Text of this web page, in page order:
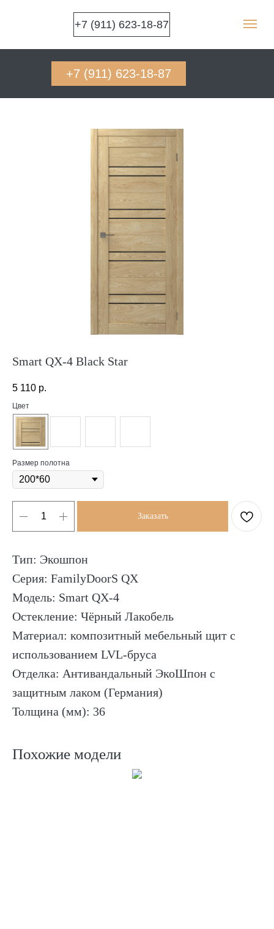
+7 (911) 623-18-87
+7 (911) 623-18-87
Smart QX-4 Black Star
5 110 р.
Цвет
Размер полотна
Заказать
Тип: Экошпон
Серия: FamilyDoorS QX
Модель: Smart QX-4
Остекление: Чёрный Лакобель
Материал: композитный мебельный щит с
использованием LVL-бруса
Отделка: Антивандальный ЭкоШпон с
защитным лаком (Германия)
Толщина (мм): 36
Похожие модели